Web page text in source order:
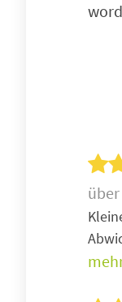
über